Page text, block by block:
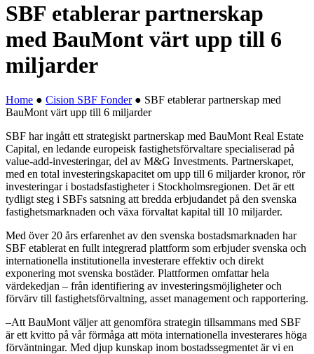
SBF etablerar partnerskap
med BauMont värt upp till 6
miljarder
Home ● Cision SBF Fonder● SBF etablerar partnerskap med
BauMont värt upp till 6 miljarder
SBF har ingått ett strategiskt partnerskap med BauMont Real Estate
Capital, en ledande europeisk fastighetsförvaltare specialiserad på
value-add-investeringar, del av M&G Investments. Partnerskapet,
med en total investeringskapacitet om upp till 6 miljarder kronor, rör
investeringar i bostadsfastigheter i Stockholmsregionen. Det är ett
tydligt steg i SBFs satsning att bredda erbjudandet på den svenska
fastighetsmarknaden och växa förvaltat kapital till 10 miljarder.
Med över 20 års erfarenhet av den svenska bostadsmarknaden har
SBF etablerat en fullt integrerad plattform som erbjuder svenska och
internationella institutionella investerare effektiv och direkt
exponering mot svenska bostäder. Plattformen omfattar hela
värdekedjan – från identifiering av investeringsmöjligheter och
förvärv till fastighetsförvaltning, asset management och rapportering.
–Att BauMont väljer att genomföra strategin tillsammans med SBF
är ett kvitto på vår förmåga att möta internationella investerares höga
förväntningar. Med djup kunskap inom bostadssegmentet är vi en